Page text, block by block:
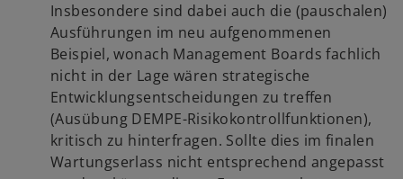
Insbesondere sind dabei auch die (pauschalen)
Ausführungen im neu aufgenommenen
Beispiel, wonach Management Boards fachlich
nicht in der Lage wären strategische
Entwicklungsentscheidungen zu treffen
(Ausübung DEMPE-Risikokontrollfunktionen),
kritisch zu hinterfragen. Sollte dies im finalen
Wartungserlass nicht entsprechend angepasst